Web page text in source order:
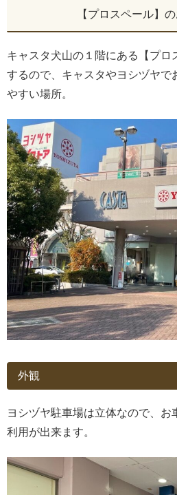
【プロスペール】
キャスタ犬山の１階にある【プロ
するので、キャスタやヨシヅヤで
やすい場所。
外観
ヨシヅヤ駐車場は立体なので、お
利用が出来ます。